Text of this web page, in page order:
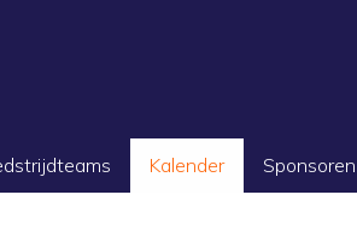
Kalender Sponsoren